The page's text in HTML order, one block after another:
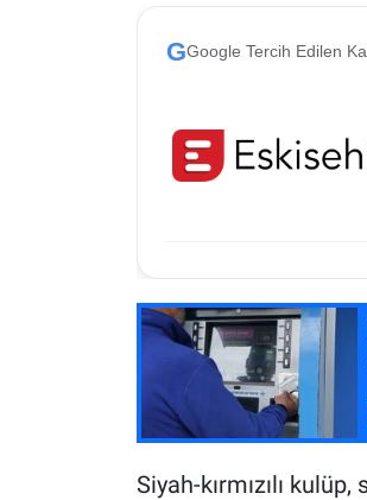
GGoogle Tercih Edilen
Siyah-kırmızılı